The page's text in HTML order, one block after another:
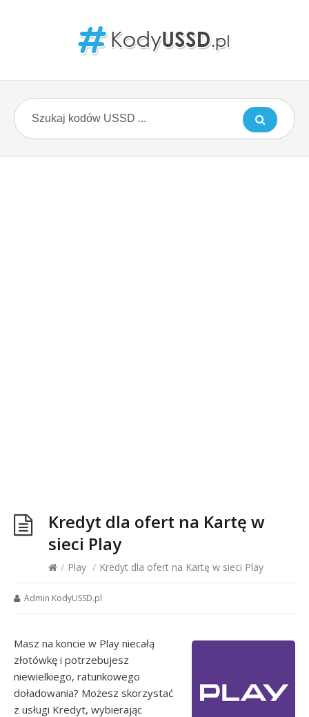
Kredyt dla ofert na Kartę w
sieci Play
/ Play / Kredyt dla ofert na Kartę w sieci Play
Admin KodyUSSD.pl
Masz na koncie w Play niecałą
złotówkę i potrzebujesz
niewielkiego, ratunkowego
doładowania? Możesz skorzystać
z usługi Kredyt, wybierając